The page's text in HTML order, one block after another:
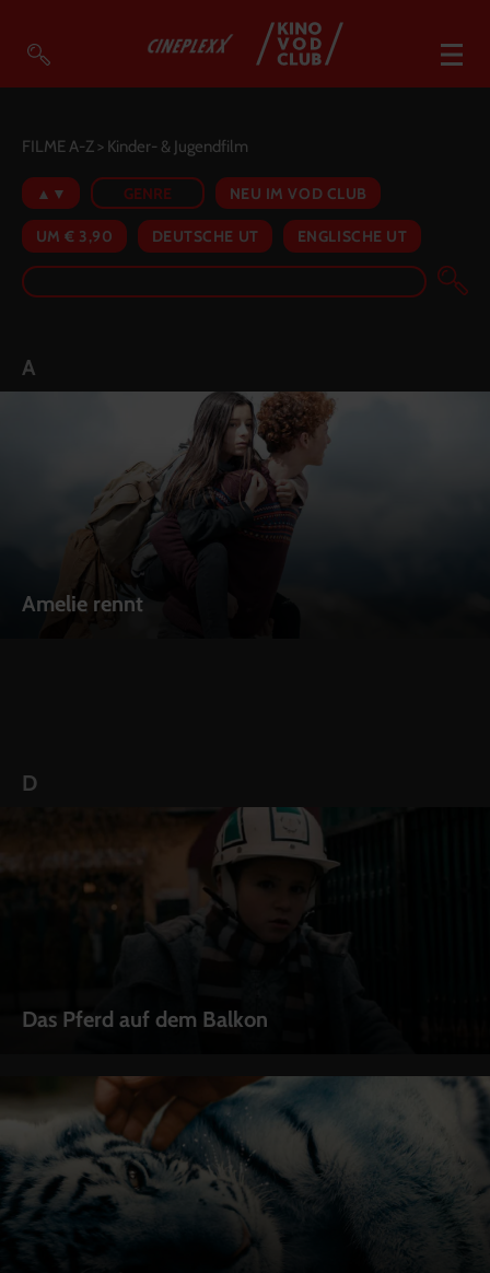
VOD Filme A-Z
So geht’s
Filmpakete
Gutscheine
Suche
FILME A-Z> Kinder- & Jugendfilm
▲▼ GENRE NEU IM VOD CLUB
UM € 3,90 DEUTSCHE UT ENGLISCHE UT
A
Amelie rennt
D
Das Pferd auf dem Balkon